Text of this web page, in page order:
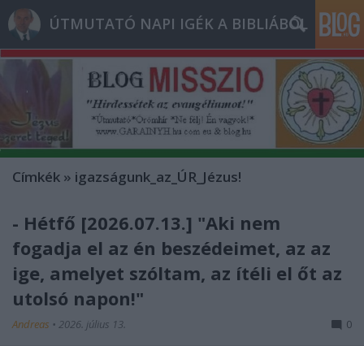
ÚTMUTATÓ NAPI IGÉK A BIBLIÁBÓL
Címkék » igazságunk_az_ÚR_Jézus!
- Hétfő [2026.07.13.] "Aki nem
fogadja el az én beszédeimet, az az
ige, amelyet szóltam, az ítéli el őt az
utolsó napon!"
Andreas • 2026. július 13. 0